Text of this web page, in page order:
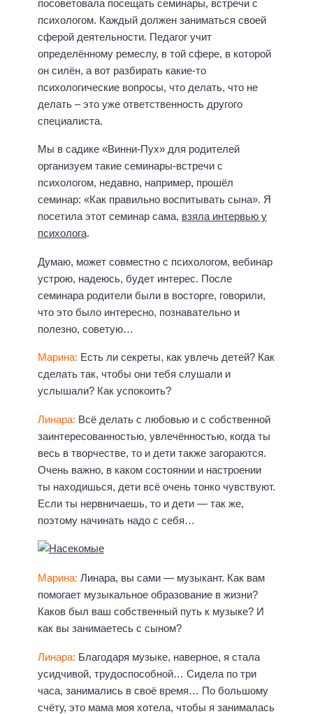
посоветовала посещать семинары, встречи с
психологом. Каждый должен заниматься своей
сферой деятельности. Педагог учит
определённому ремеслу, в той сфере, в которой
он силён, а вот разбирать какие-то
психологические вопросы, что делать, что не
делать – это уже ответственность другого
специалиста.
Мы в садике «Винни-Пух» для родителей
организуем такие семинары-встречи с
психологом, недавно, например, прошёл
семинар: «Как правильно воспитывать сына». Я
посетила этот семинар сама, взяла интервью у
психолога.
Думаю, может совместно с психологом, вебинар
устрою, надеюсь, будет интерес. После
семинара родители были в восторге, говорили,
что это было интересно, познавательно и
полезно, советую…
Марина: Есть ли секреты, как увлечь детей? Как
сделать так, чтобы они тебя слушали и
услышали? Как успокоить?
Линара: Всё делать с любовью и с собственной
заинтересованностью, увлечённостью, когда ты
весь в творчестве, то и дети также загораются.
Очень важно, в каком состоянии и настроении
ты находишься, дети всё очень тонко чувствуют.
Если ты нервничаешь, то и дети — так же,
поэтому начинать надо с себя…
Марина: Линара, вы сами — музыкант. Как вам
помогает музыкальное образование в жизни?
Каков был ваш собственный путь к музыке? И
как вы занимаетесь с сыном?
Линара: Благодаря музыке, наверное, я стала
усидчивой, трудоспособной… Сидела по три
часа, занимались в своё время… По большому
счёту, это мама моя хотела, чтобы я занималась